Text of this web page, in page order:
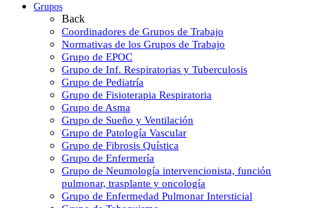
Grupos
Back
Coordinadores de Grupos de Trabajo
Normativas de los Grupos de Trabajo
Grupo de EPOC
Grupo de Inf. Respiratorias y Tuberculosis
Grupo de Pediatría
Grupo de Fisioterapia Respiratoria
Grupo de Asma
Grupo de Sueño y Ventilación
Grupo de Patología Vascular
Grupo de Fibrosis Quística
Grupo de Enfermería
Grupo de Neumología intervencionista, función
pulmonar, trasplante y oncología
Grupo de Enfermedad Pulmonar Intersticial